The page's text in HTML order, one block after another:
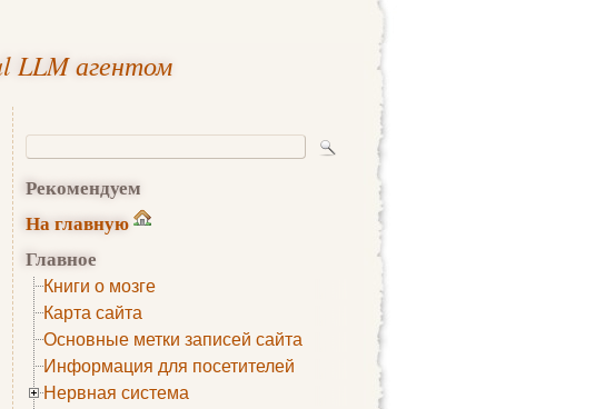
LLM агентом
Рекомендуем
На главную
Главное
Книги о мозге
Карта сайта
Основные метки записей сайта
Информация для посетителей
Нервная система